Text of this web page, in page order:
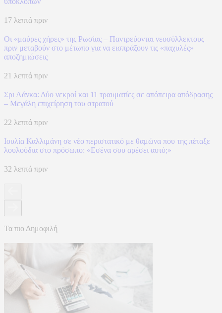
17 λεπτά πριν
Οι «μαύρες χήρες» της Ρωσίας – Παντρεύονται νεοσύλλεκτους
πριν μεταβούν στο μέτωπο για να εισπράξουν τις «παχυλές»
αποζημιώσεις
21 λεπτά πριν
Σρι Λάνκα: Δύο νεκροί και 11 τραυματίες σε απόπειρα απόδρασης
– Μεγάλη επιχείρηση του στρατού
22 λεπτά πριν
Ιουλία Καλλιμάνη σε νέο περιστατικό με θαμώνα που της πέταξε
λουλούδια στο πρόσωπο: «Εσένα σου αρέσει αυτό;»
32 λεπτά πριν
Τα πιο Δημοφιλή